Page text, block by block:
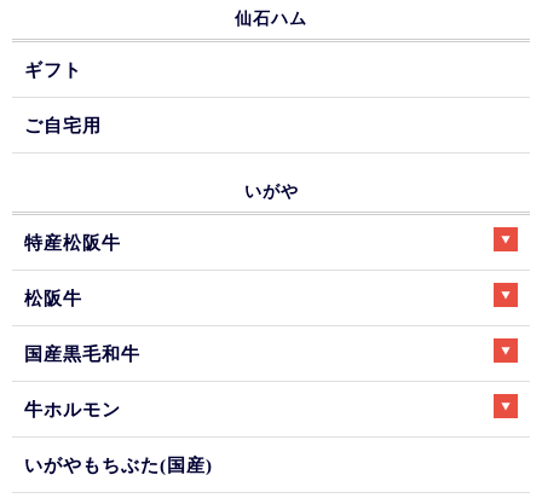
仙石ハム
ギフト
ご自宅用
いがや
特産松阪牛
松阪牛
国産黒毛和牛
牛ホルモン
いがやもちぶた(国産)